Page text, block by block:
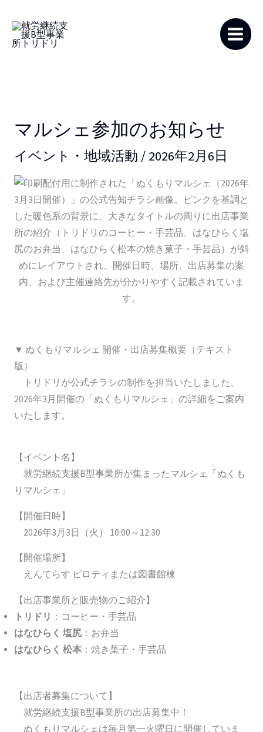
マルシェ参加のお知らせ
イベント・地域活動 / 2026年2月6日
▼ ぬくもりマルシェ 開催・出店募集概要（テキスト
版）
トリドリが公式チラシの制作を担当いたしました、
2026年3月開催の「ぬくもりマルシェ」の詳細をご案内
いたします。
【イベント名】
就労継続支援B型事業所が集まったマルシェ「ぬくも
りマルシェ」
【開催日時】
2026年3月3日（火） 10:00～12:30
【開催場所】
えんてらす ピロティまたは図書館棟
【出店事業所と販売物のご紹介】
トリドリ ：コーヒー・手芸品
はなひらく 塩尻：お弁当
はなひらく 松本：焼き菓子・手芸品
【出店者募集について】
就労継続支援B型事業所の出店募集中！
ぬくもりマルシェは毎月第一火曜日に開催していま